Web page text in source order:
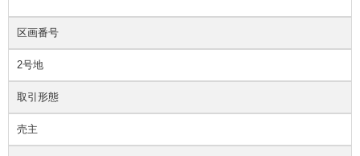
区画番号
2号地
取引形態
売主